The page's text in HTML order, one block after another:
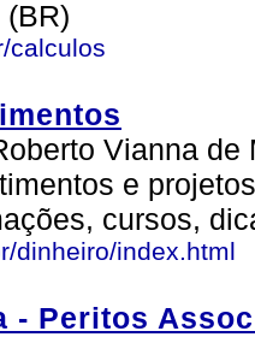
calculos
Vianna
e
cursos,
dinheiro/index.html
- Peritos